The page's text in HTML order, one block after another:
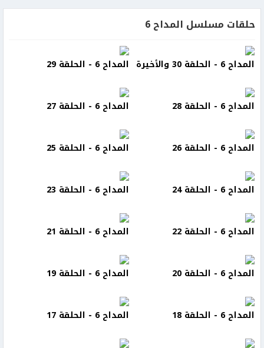
حلقات مسلسل المداح 6
المداح 6 - الحلقة 30 والأخيرة المداح 6 - الحلقة 29
المداح 6 - الحلقة 28 المداح 6 - الحلقة 27
المداح 6 - الحلقة 26 المداح 6 - الحلقة 25
المداح 6 - الحلقة 24 المداح 6 - الحلقة 23
المداح 6 - الحلقة 22 المداح 6 - الحلقة 21
المداح 6 - الحلقة 20 المداح 6 - الحلقة 19
المداح 6 - الحلقة 18 المداح 6 - الحلقة 17